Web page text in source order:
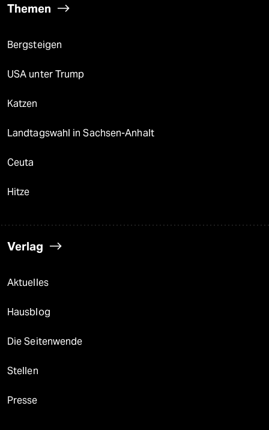
Themen
Bergsteigen
USA unter Trump
Katzen
Landtagswahl in Sachsen-Anhalt
Ceuta
Hitze
Verlag
Aktuelles
Hausblog
Die Seitenwende
Stellen
Presse